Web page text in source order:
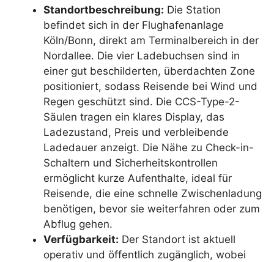
Standortbeschreibung: Die Station
befindet sich in der Flughafenanlage
Köln/Bonn, direkt am Terminalbereich in der
Nordallee. Die vier Ladebuchsen sind in
einer gut beschilderten, überdachten Zone
positioniert, sodass Reisende bei Wind und
Regen geschützt sind. Die CCS-Type-2-
Säulen tragen ein klares Display, das
Ladezustand, Preis und verbleibende
Ladedauer anzeigt. Die Nähe zu Check-in-
Schaltern und Sicherheitskontrollen
ermöglicht kurze Aufenthalte, ideal für
Reisende, die eine schnelle Zwischenladung
benötigen, bevor sie weiterfahren oder zum
Abflug gehen.
Verfügbarkeit: Der Standort ist aktuell
operativ und öffentlich zugänglich, wobei